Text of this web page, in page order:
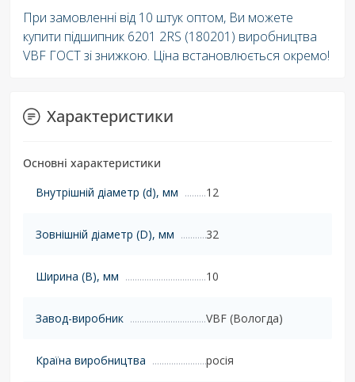
При замовленні від 10 штук оптом, Ви можете
купити підшипник 6201 2RS (180201) виробництва
VBF ГОСТ зі знижкою. Ціна встановлюється окремо!
Характеристики
Основні характеристики
Внутрішній діаметр (d), мм
12
Зовнішній діаметр (D), мм 32
Ширина (B), мм 10
Завод-виробник VBF (Вологда)
Країна виробництва росія